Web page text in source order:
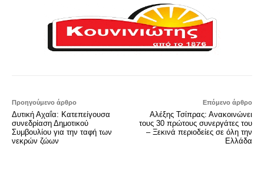
Προηγούμενο άρθρο
Δυτική Αχαΐα: Κατεπείγουσα
συνεδρίαση Δημοτικού
Συμβουλίου για την ταφή των
νεκρών ζώων
Επόμενο άρθρο
Αλέξης Τσίπρας: Ανακοινώνει
τους 30 πρώτους συνεργάτες του
– Ξεκινά περιοδείες σε όλη την
Ελλάδα